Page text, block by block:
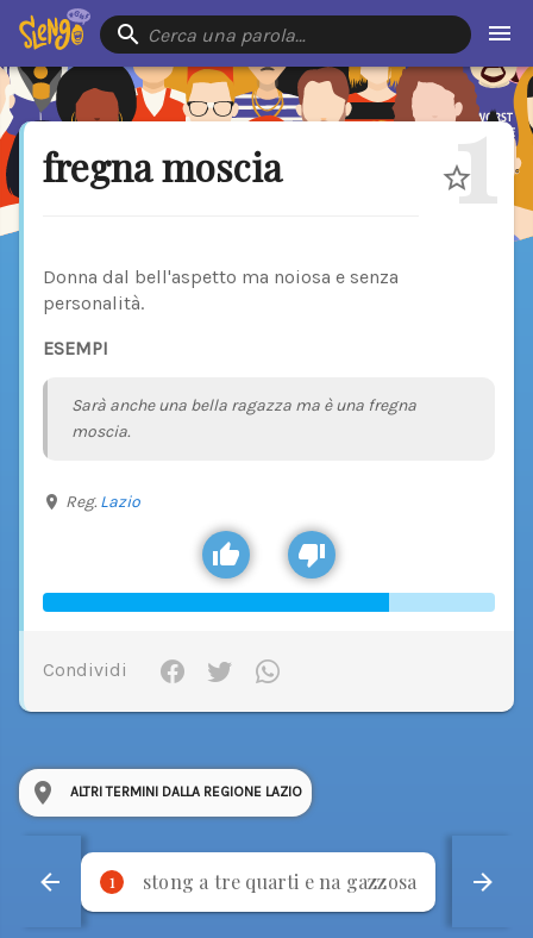
Cerca una parola…
fregna moscia 1
Donna dal bell'aspetto ma noiosa e senza
personalità.
ESEMPI
Sarà anche una bella ragazza ma è una fregna
moscia.
Reg. Lazio
Condividi
ALTRI TERMINI DALLA REGIONE LAZIO
1 stong a tre quarti e na gazzosa 2